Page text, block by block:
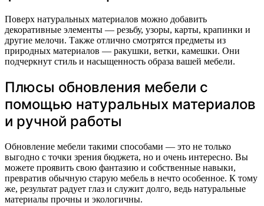
Поверх натуральных материалов можно добавить
декоративные элементы — резьбу, узоры, карты, крапинки и
другие мелочи. Также отлично смотрятся предметы из
природных материалов — ракушки, ветки, камешки. Они
подчеркнут стиль и насыщенность образа вашей мебели.
Плюсы обновления мебели с
помощью натуральных материалов
и ручной работы
Обновление мебели такими способами — это не только
выгодно с точки зрения бюджета, но и очень интересно. Вы
можете проявить свою фантазию и собственные навыки,
превратив обычную старую мебель в нечто особенное. К тому
же, результат радует глаз и служит долго, ведь натуральные
материалы прочны и экологичны.